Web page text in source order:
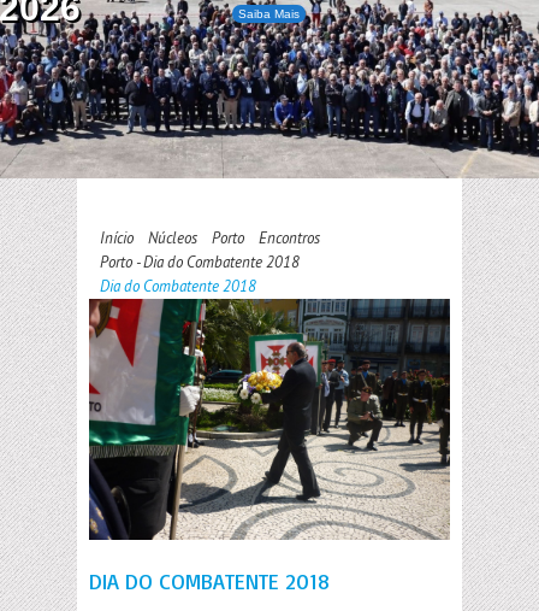
Saiba Mais
Início Núcleos Porto
Encontros
Porto - Dia do Combatente 2018
Dia do Combatente 2018
DIA DO COMBATENTE 2018